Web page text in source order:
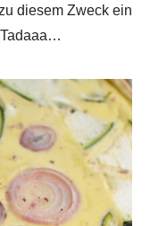
diesem Zweck ein